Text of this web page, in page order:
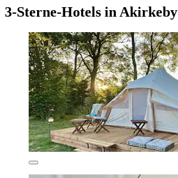
3-Sterne-Hotels in Akirkeby